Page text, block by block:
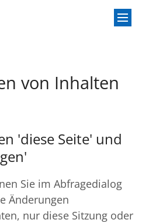
von Inhalten
'diese Seite' und
Sie im Abfragedialog
Änderungen
nur diese Sitzung oder